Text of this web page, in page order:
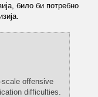
било би потребно
offensive
difficulties.